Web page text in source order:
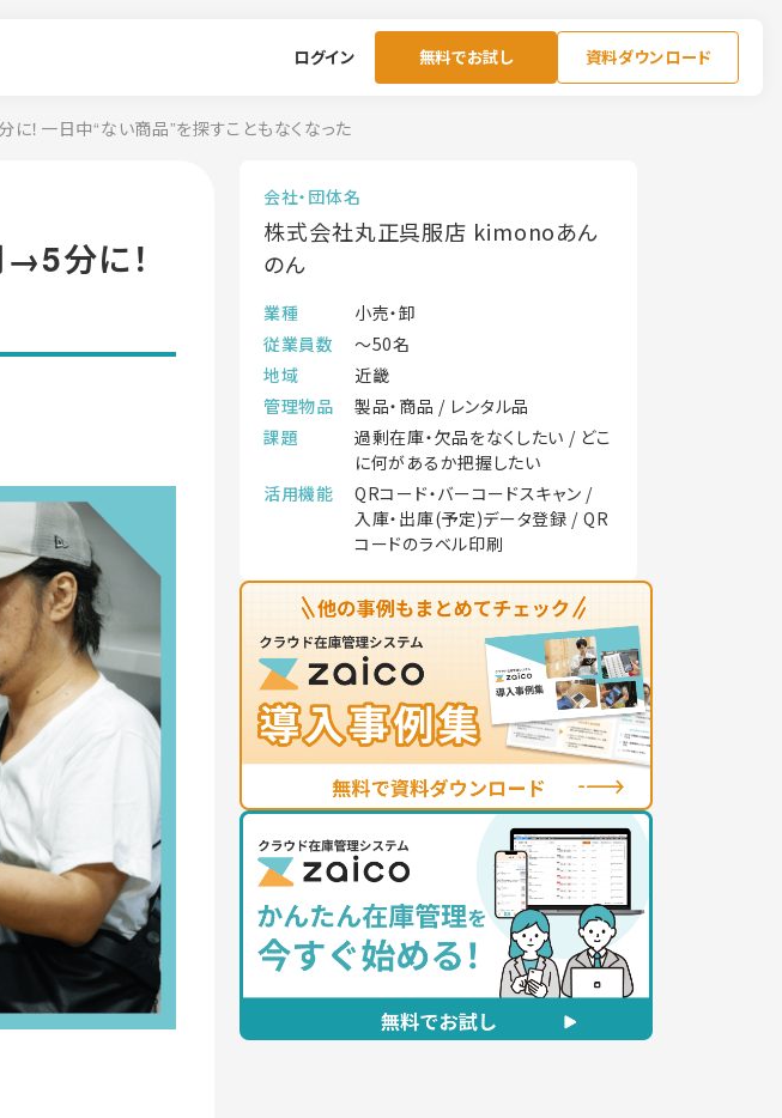
ログイン 無料でお試し 資料ダウンロード
！一日中“ない商品”を探すこともなくなった
分に！
会社・団体名
株式会社丸正呉服店 kimonoあん
のん
業種
小売・卸
従業員数
～50名
地域
近畿
管理物品
製品・商品 / レンタル品
課題
過剰在庫・欠品をなくしたい / どこ
に何があるか把握したい
活用機能
QRコード・バーコードスキャン /
入庫・出庫(予定)データ登録 / QR
コードのラベル印刷